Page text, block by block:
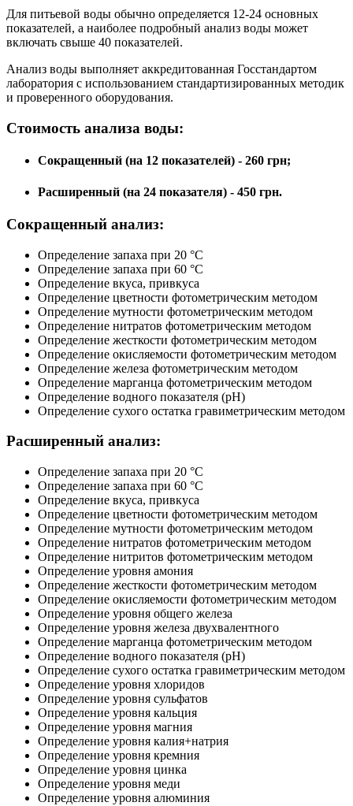
Для питьевой воды обычно определяется 12-24 основных
показателей, а наиболее подробный анализ воды может
включать свыше 40 показателей.
Анализ воды выполняет аккредитованная Госстандартом
лаборатория с использованием стандартизированных методик
и проверенного оборудования.
Стоимость анализа воды:
Сокращенный (на 12 показателей) - 260 грн;
Расширенный (на 24 показателя) - 450 грн.
Сокращенный анализ:
Определение запаха при 20 °С
Определение запаха при 60 °С
Определение вкуса, привкуса
Определение цветности фотометрическим методом
Определение мутности фотометрическим методом
Определение нитратов фотометрическим методом
Определение жесткости фотометрическим методом
Определение окисляемости фотометрическим методом
Определение железа фотометрическим методом
Определение марганца фотометрическим методом
Определение водного показателя (рН)
Определение сухого остатка гравиметрическим методом
Расширенный анализ:
Определение запаха при 20 °С
Определение запаха при 60 °С
Определение вкуса, привкуса
Определение цветности фотометрическим методом
Определение мутности фотометрическим методом
Определение нитратов фотометрическим методом
Определение нитритов фотометрическим методом
Определение уровня амония
Определение жесткости фотометрическим методом
Определение окисляемости фотометрическим методом
Определение уровня общего железа
Определение уровня железа двухвалентного
Определение марганца фотометрическим методом
Определение водного показателя (рН)
Определение сухого остатка гравиметрическим методом
Определение уровня хлоридов
Определение уровня сульфатов
Определение уровня кальция
Определение уровня магния
Определение уровня калия+натрия
Определение уровня кремния
Определение уровня цинка
Определение уровня меди
Определение уровня алюминия